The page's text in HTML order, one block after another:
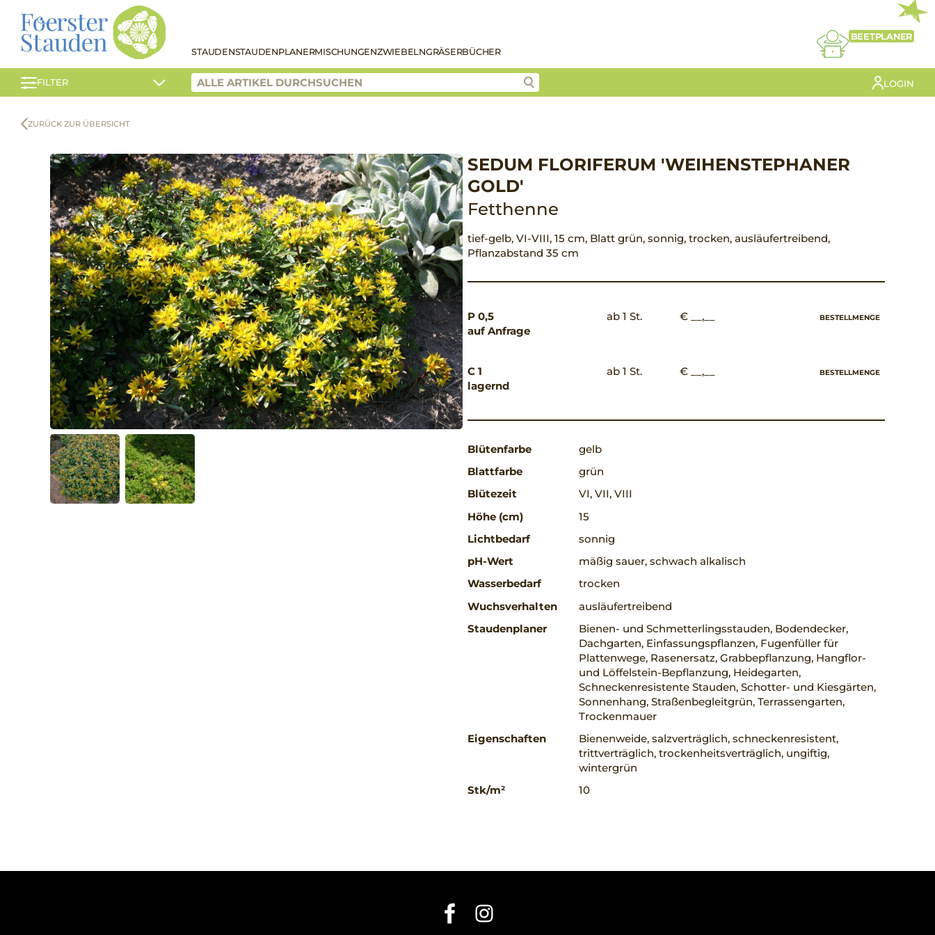
STAUDENSTAUDENPLANERMISCHUNGENZWIEBELNGRÄSERBÜCHER
NEU
BEETPLANER
FILTER LOGIN
ZURÜCK ZUR ÜBERSICHT
SEDUM FLORIFERUM 'WEIHENSTEPHANER
GOLD'
Fetthenne
tief-gelb, VI-VIII, 15 cm, Blatt grün, sonnig, trocken, ausläufertreibend,
Pflanzabstand 35 cm
P 0,5
auf Anfrage
ab 1 St. € __,__ BESTELLMENGE
C 1
lagernd
ab 1 St. € __,__ BESTELLMENGE
Blütenfarbe
gelb
Blattfarbe
grün
Blütezeit
VI, VII, VIII
Höhe (cm)
15
Lichtbedarf
sonnig
pH-Wert
mäßig sauer, schwach alkalisch
Wasserbedarf
trocken
Wuchsverhalten
ausläufertreibend
Staudenplaner
Bienen- und Schmetterlingsstauden, Bodendecker,
Dachgarten, Einfassungspflanzen, Fugenfüller für
Plattenwege, Rasenersatz, Grabbepflanzung, Hangflor-
und Löffelstein-Bepflanzung, Heidegarten,
Schneckenresistente Stauden, Schotter- und Kiesgärten,
Sonnenhang, Straßenbegleitgrün, Terrassengarten,
Trockenmauer
Eigenschaften
Bienenweide, salzverträglich, schneckenresistent,
trittverträglich, trockenheitsverträglich, ungiftig,
wintergrün
Stk/m²
10